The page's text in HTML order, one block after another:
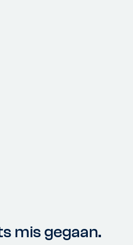
mis gegaan.